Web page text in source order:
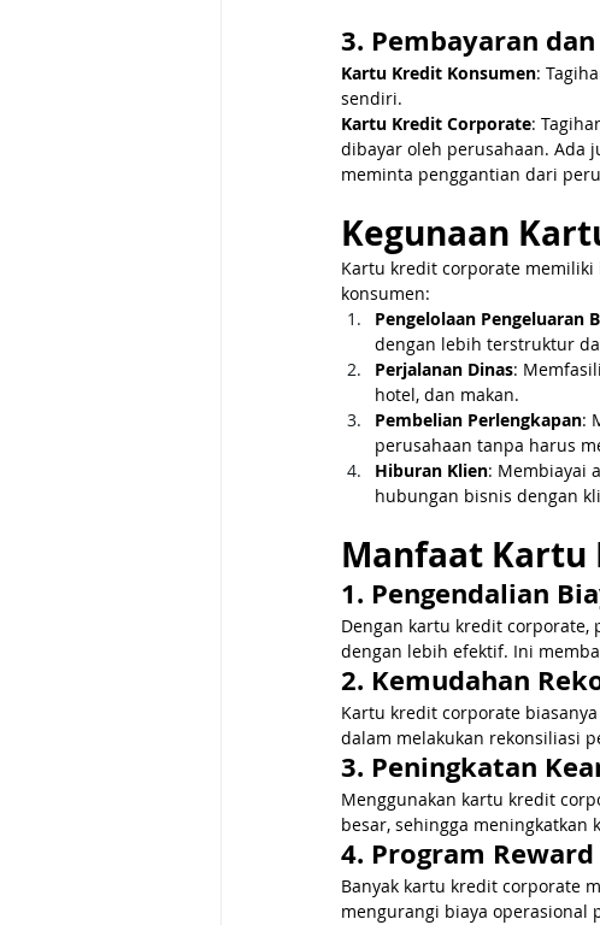
3. Pembayaran
Kartu Kredit Konsumen:
sendiri.
Kartu Kredit Corporate:
dibayar oleh perusahaan. Ada
meminta penggantian dari
Kegunaan
Kartu kredit corporate
konsumen:
Pengelolaan Pengeluaran
dengan lebih terstruktur
Perjalanan Dinas:
hotel, dan makan.
Pembelian Perlengkapan:
perusahaan tanpa harus
Hiburan Klien: Membiayai
hubungan bisnis dengan
Manfaat Kartu
1. Pengendalian
Dengan kartu kredit corporate,
dengan lebih efektif. Ini
2. Kemudahan
Kartu kredit corporate
dalam melakukan rekonsiliasi
3. Peningkatan
Menggunakan kartu kredit
besar, sehingga meningkatkan
4. Program
Banyak kartu kredit corporate
mengurangi biaya operasional